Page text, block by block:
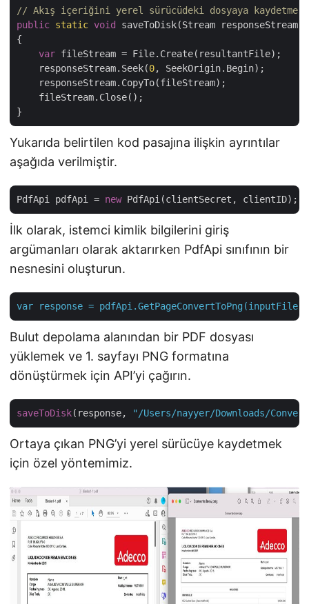
// Akış içeriğini yerel sürücüdeki dosyaya kaydetme
public static void
saveToDisk(Stream responseStream,
{
var fileStream = File.Create(resultantFile);
    responseStream.Seek(
0, SeekOrigin.Begin);
    responseStream.CopyTo(fileStream);
    fileStream.Close();
Yukarıda belirtilen kod pasajına ilişkin ayrıntılar
aşağıda verilmiştir.
PdfApi pdfApi = new
İlk olarak, istemci kimlik bilgilerini giriş
argümanları olarak aktarırken PdfApi sınıfının bir
nesnesini oluşturun.
var response = pdfApi.GetPageConvertToPng(inputFile,
Bulut depolama alanından bir PDF dosyası
yüklemek ve 1. sayfayı PNG formatına
dönüştürmek için API’yi çağırın.
saveToDisk(response, "/Users/nayyer/Downloads/
Ortaya çıkan PNG’yi yerel sürücüye kaydetmek
için özel yöntemimiz.